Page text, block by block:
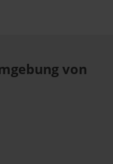
von